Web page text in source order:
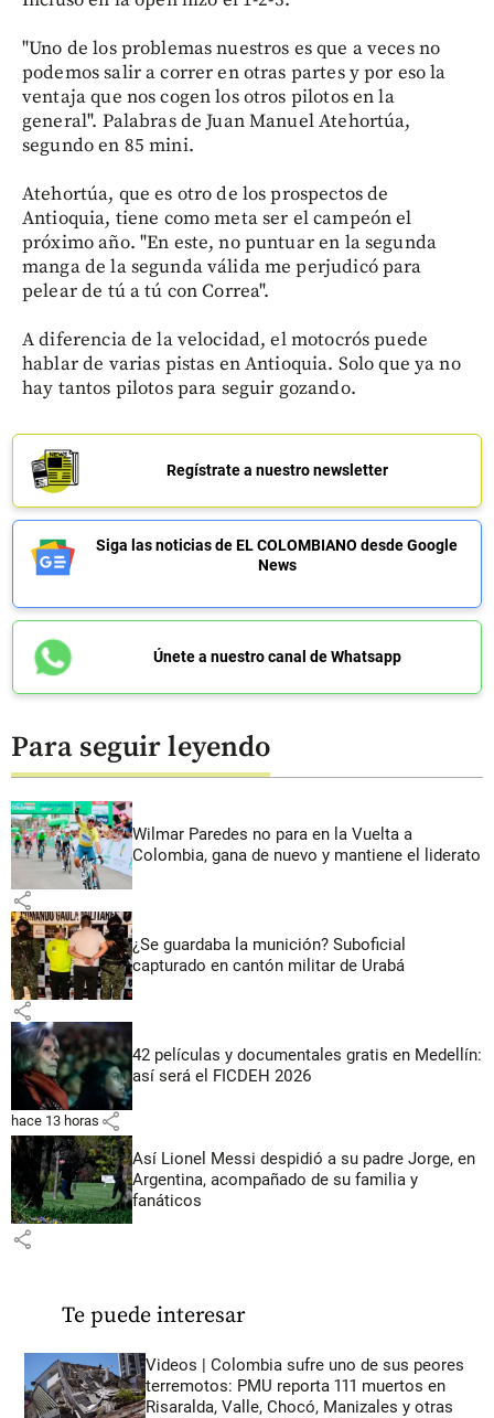
"Uno de los problemas nuestros es que a veces no
podemos salir a correr en otras partes y por eso la
ventaja que nos cogen los otros pilotos en la
general". Palabras de Juan Manuel Atehortúa,
segundo en 85 mini.
Atehortúa, que es otro de los prospectos de
Antioquia, tiene como meta ser el campeón el
próximo año. "En este, no puntuar en la segunda
manga de la segunda válida me perjudicó para
pelear de tú a tú con Correa".
A diferencia de la velocidad, el motocrós puede
hablar de varias pistas en Antioquia. Solo que ya no
hay tantos pilotos para seguir gozando.
Regístrate a nuestro newsletter
Siga las noticias de EL COLOMBIANO desde Google
News
Únete a nuestro canal de Whatsapp
Para seguir leyendo
Wilmar Paredes no para en la Vuelta a
Colombia, gana de nuevo y mantiene el liderato
share
¿Se guardaba la munición? Suboficial
capturado en cantón militar de Urabá
share
42 películas y documentales gratis en Medellín:
así será el FICDEH 2026
hace 13 horas share
Así Lionel Messi despidió a su padre Jorge, en
Argentina, acompañado de su familia y
fanáticos
share
Te puede interesar
Videos | Colombia sufre uno de sus peores
terremotos: PMU reporta 111 muertos en
Risaralda, Valle, Chocó, Manizales y otras